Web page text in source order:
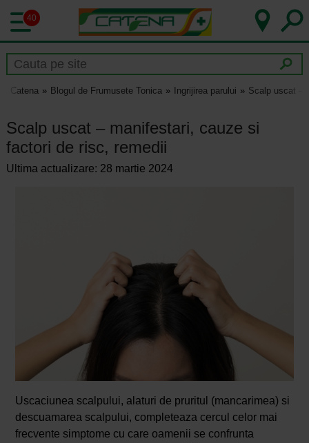
40
Catena Blogul de Frumusete Tonica Ingrijirea parului Scalp uscat –
Scalp uscat – manifestari, cauze si
factori de risc, remedii
Ultima actualizare: 28 martie 2024
Uscaciunea scalpului, alaturi de pruritul (mancarimea) si
descuamarea scalpului, completeaza cercul celor mai
frecvente simptome cu care oamenii se confrunta